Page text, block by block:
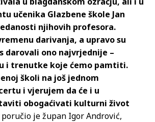
učenika Glazbene škole Jan
njihovih profesora.
darivanja, a upravo su
darovali ono najvrjednije –
i trenutke koje ćemo pamtiti.
školi na još jednom
i vjerujem da će i u
obogaćivati kulturni život
poručio je župan Igor Andrović,